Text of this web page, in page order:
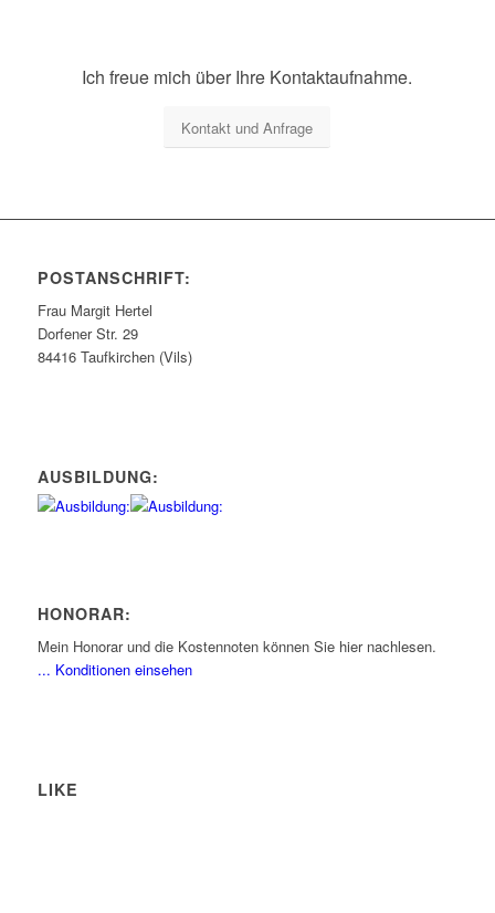
Ich freue mich über Ihre Kontaktaufnahme.
Kontakt und Anfrage
POSTANSCHRIFT:
Frau Margit Hertel
Dorfener Str. 29
84416 Taufkirchen (Vils)
AUSBILDUNG:
HONORAR:
Mein Honorar und die Kostennoten können Sie hier nachlesen.
... Konditionen einsehen
LIKE